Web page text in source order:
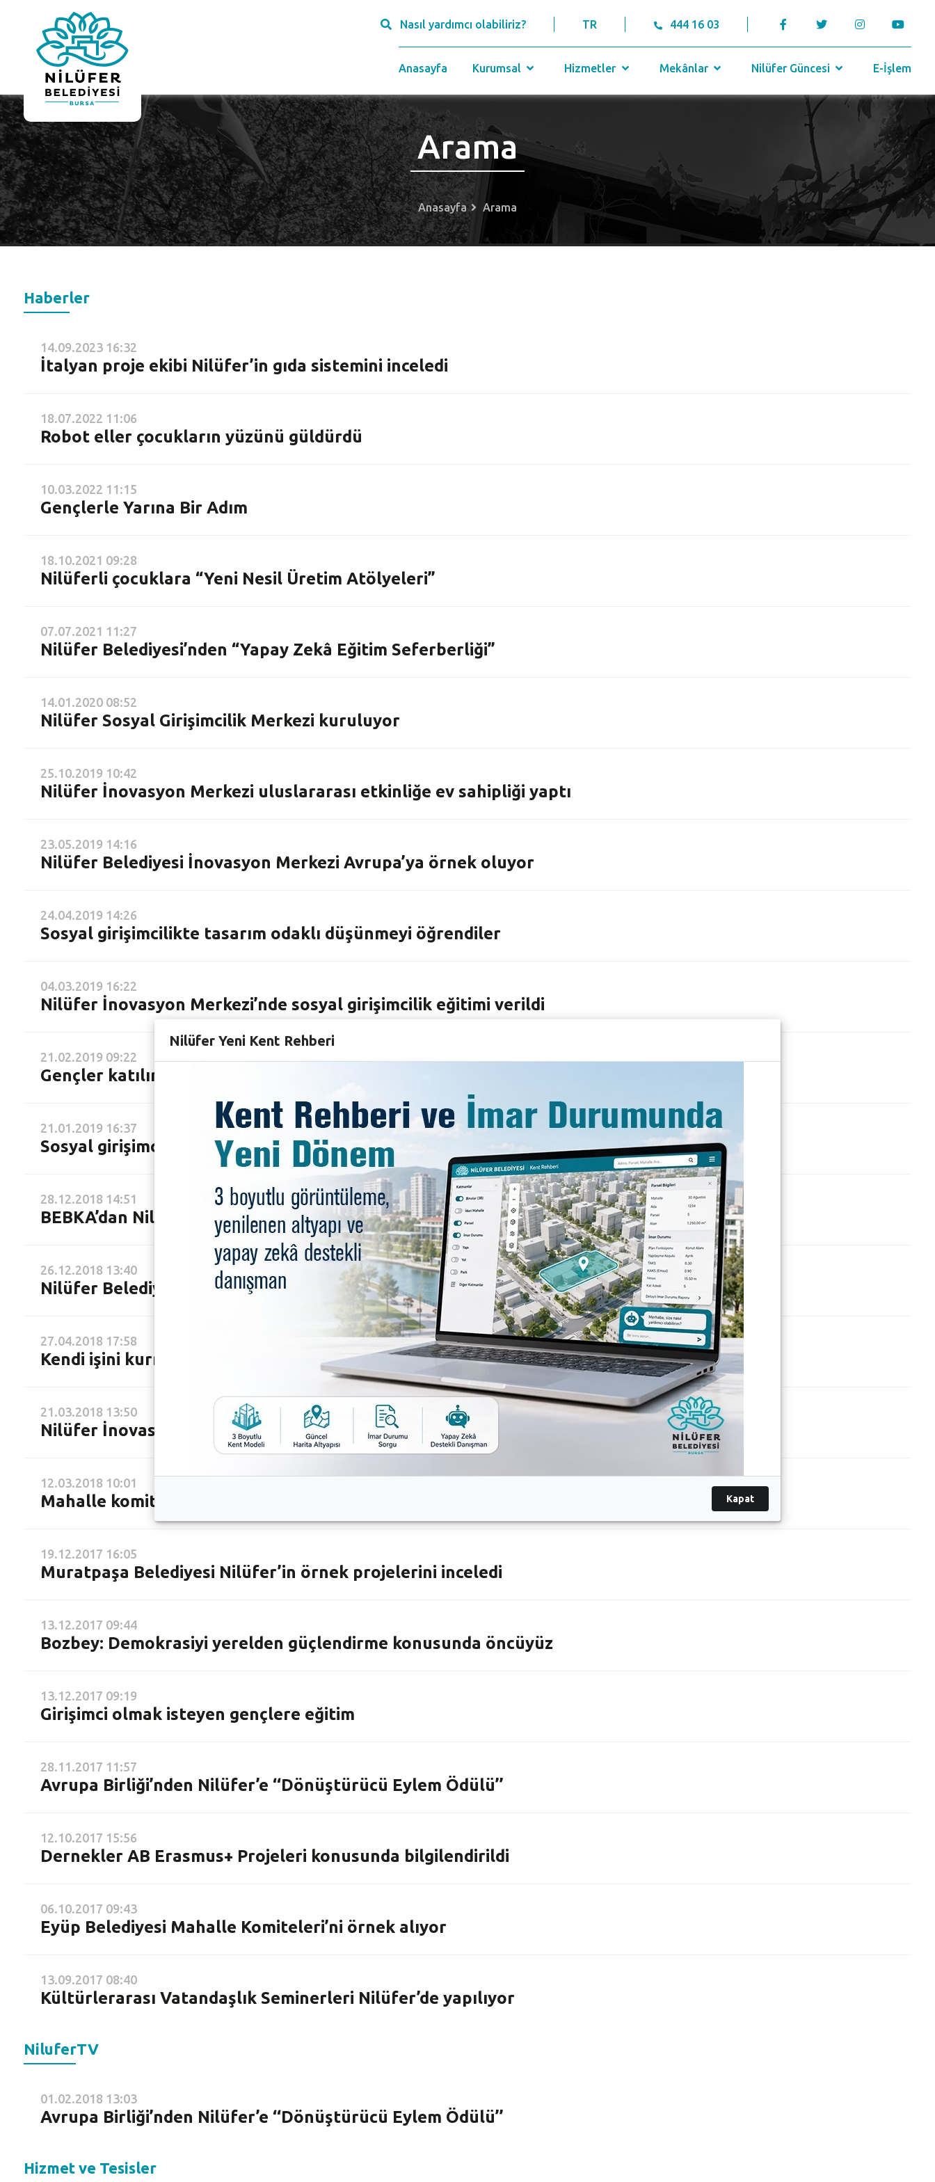
Nasıl yardımcı olabiliriz? TR 444 16 03
Anasayfa Kurumsal Hizmetler Mekânlar Nilüfer Güncesi E-İşlem
Arama
Anasayfa Arama
Haberler
14.09.2023 16:32
İtalyan proje ekibi Nilüfer’in gıda sistemini inceledi
18.07.2022 11:06
Robot eller çocukların yüzünü güldürdü
10.03.2022 11:15
Gençlerle Yarına Bir Adım
18.10.2021 09:28
Nilüferli çocuklara “Yeni Nesil Üretim Atölyeleri”
07.07.2021 11:27
Nilüfer Belediyesi’nden “Yapay Zekâ Eğitim Seferberliği”
14.01.2020 08:52
Nilüfer Sosyal Girişimcilik Merkezi kuruluyor
25.10.2019 10:42
Nilüfer İnovasyon Merkezi uluslararası etkinliğe ev sahipliği yaptı
23.05.2019 14:16
Nilüfer Belediyesi İnovasyon Merkezi Avrupa’ya örnek oluyor
24.04.2019 14:26
Sosyal girişimcilikte tasarım odaklı düşünmeyi öğrendiler
04.03.2019 16:22
Nilüfer İnovasyon Merkezi’nde sosyal girişimcilik eğitimi verildi
21.02.2019 09:22
Gençler katılımcılığı ulusal model haline getirdi
21.01.2019 16:37
Sosyal girişimciliği Nilüfer’de ele aldılar
28.12.2018 14:51
BEBKA’dan Nilüfer’de sosyal girişimciliğe hibe
26.12.2018 13:40
Nilüfer Belediyesi’ne Hazine ve Maliye Bakanlığı’ndan hibe
27.04.2018 17:58
Kendi işini kurmak isteyen gençlere eğitim
21.03.2018 13:50
Nilüfer İnovasyon Merkezi’nde kolaylaştırıcılık eğitimi düzenlendi
12.03.2018 10:01
Mahalle komitesi üyelerine yenilikçilik eğitimi
19.12.2017 16:05
Muratpaşa Belediyesi Nilüfer’in örnek projelerini inceledi
13.12.2017 09:44
Bozbey: Demokrasiyi yerelden güçlendirme konusunda öncüyüz
13.12.2017 09:19
Girişimci olmak isteyen gençlere eğitim
28.11.2017 11:57
Avrupa Birliği’nden Nilüfer’e ‘‘Dönüştürücü Eylem Ödülü’’
12.10.2017 15:56
Dernekler AB Erasmus+ Projeleri konusunda bilgilendirildi
06.10.2017 09:43
Eyüp Belediyesi Mahalle Komiteleri’ni örnek alıyor
13.09.2017 08:40
Kültürlerarası Vatandaşlık Seminerleri Nilüfer’de yapılıyor
NiluferTV
01.02.2018 13:03
Avrupa Birliği’nden Nilüfer’e ‘‘Dönüştürücü Eylem Ödülü’’
Hizmet ve Tesisler
Nilüfer Yeni Kent Rehberi
Kapat